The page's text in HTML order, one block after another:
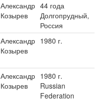
Александр
Козырев
44 года
Долгопрудный,
Россия
Александр
Козырев
1980 г.
Александр
Козырев
1980 г.
Russian
Federation